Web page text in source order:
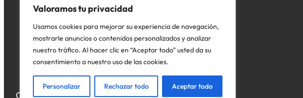
Valoramos tu privacidad
Usamos cookies para mejorar su experiencia de navegación,
mostrarle anuncios o contenidos personalizados y analizar
nuestro tráfico. Al hacer clic en “Aceptar todo” usted da su
consentimiento a nuestro uso de las cookies.
Personalizar Rechazar todo Aceptar todo
Copyright © 2026. Todos los derechos reservados.